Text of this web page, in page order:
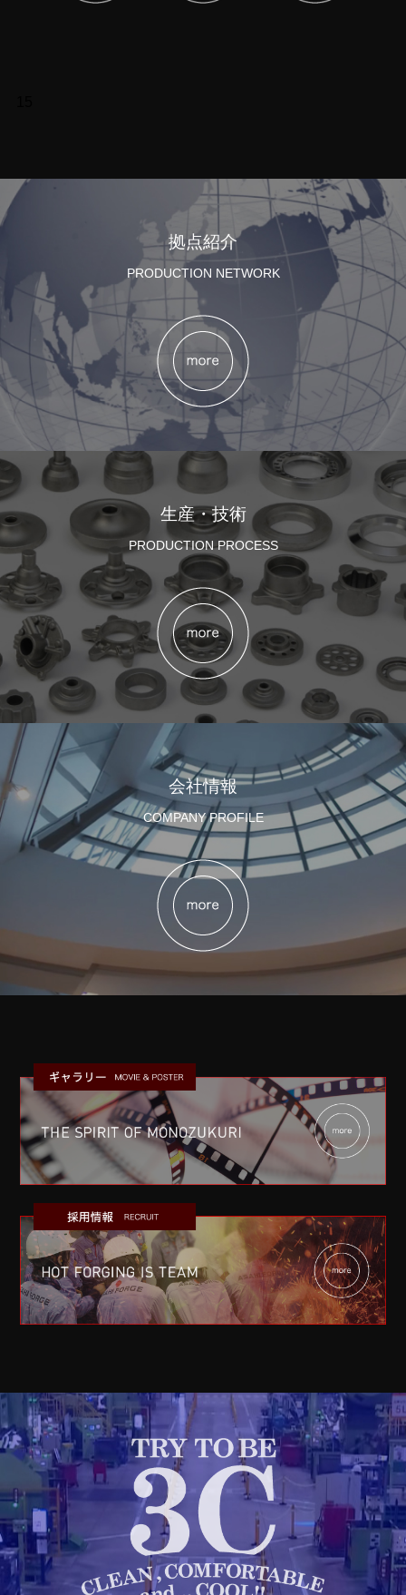
拠点紹介
PRODUCTION NETWORK
生産・技術
PRODUCTION PROCESS
会社情報
COMPANY PROFILE